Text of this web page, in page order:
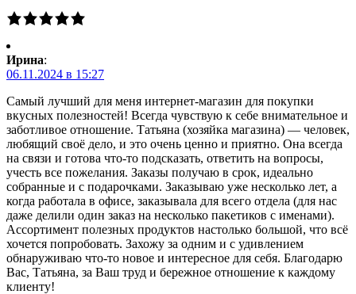
Ирина:
06.11.2024 в 15:27
Самый лучший для меня интернет-магазин для покупки
вкусных полезностей! Всегда чувствую к себе внимательное и
заботливое отношение. Татьяна (хозяйка магазина) — человек,
любящий своё дело, и это очень ценно и приятно. Она всегда
на связи и готова что-то подсказать, ответить на вопросы,
учесть все пожелания. Заказы получаю в срок, идеально
собранные и с подарочками. Заказываю уже несколько лет, а
когда работала в офисе, заказывала для всего отдела (для нас
даже делили один заказ на несколько пакетиков с именами).
Ассортимент полезных продуктов настолько большой, что всё
хочется попробовать. Захожу за одним и с удивлением
обнаруживаю что-то новое и интересное для себя. Благодарю
Вас, Татьяна, за Ваш труд и бережное отношение к каждому
клиенту!